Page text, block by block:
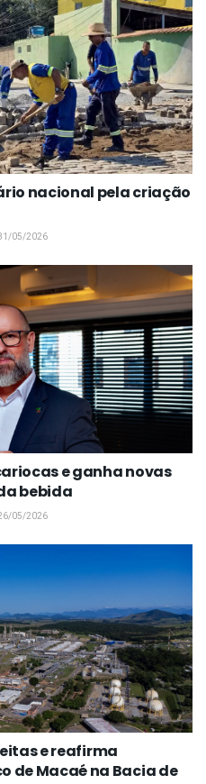
nacional pela criação
05/2026
e ganha novas
bebida
05/2026
e reafirma
de Macaé na Bacia de